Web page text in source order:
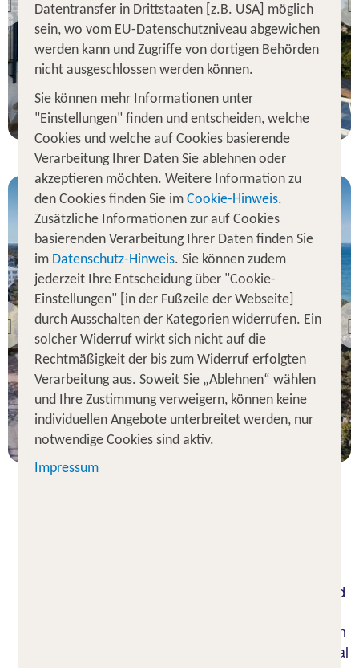
Previous 100 % Weiterempfehlung
7 Nächte, ÜF, DZ
p.P. ab 483 €
Previous
Binz
Rugard Thermal-
Strandhotel
91 % Weiterempfehlung
7 Nächte, ÜF, DZ
statt
602 €
p.P. ab 521 €
Wenn du einen Urlaub im traditionsreichen Seebad
natürlich auch ein Hotel in Binz. Bei der Vielzahl an
verschiedenen Hotels ist bestimmt auch die optimal
Datentransfer in Drittstaaten [z.B. USA] möglich
sein, wo vom EU-Datenschutzniveau abgewichen
werden kann und Zugriffe von dortigen Behörden
nicht ausgeschlossen werden können.
Sie können mehr Informationen unter
"Einstellungen" finden und entscheiden, welche
Cookies und welche auf Cookies basierende
Verarbeitung Ihrer Daten Sie ablehnen oder
akzeptieren möchten. Weitere Information zu
den Cookies finden Sie im Cookie-Hinweis.
Zusätzliche Informationen zur auf Cookies
basierenden Verarbeitung Ihrer Daten finden Sie
im Datenschutz-Hinweis. Sie können zudem
jederzeit Ihre Entscheidung über "Cookie-
Einstellungen" [in der Fußzeile der Webseite]
durch Ausschalten der Kategorien widerrufen. Ein
solcher Widerruf wirkt sich nicht auf die
Rechtmäßigkeit der bis zum Widerruf erfolgten
Verarbeitung aus. Soweit Sie „Ablehnen“ wählen
und Ihre Zustimmung verweigern, können keine
individuellen Angebote unterbreitet werden, nur
notwendige Cookies sind aktiv.
Impressum